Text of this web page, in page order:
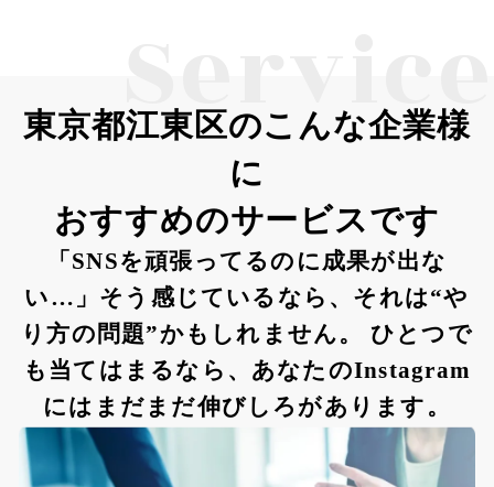
Service
東京都江東区のこんな企業様
に
おすすめのサービスです
「SNSを頑張ってるのに成果が出な
い…」そう感じているなら、それは“や
り方の問題”かもしれません。 ひとつで
も当てはまるなら、あなたのInstagram
にはまだまだ伸びしろがあります。